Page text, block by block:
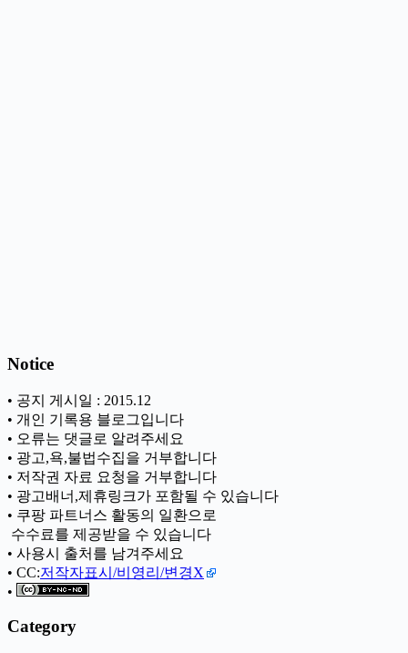
Notice
• 공지 게시일 : 2015.12
• 개인 기록용 블로그입니다
• 오류는 댓글로 알려주세요
• 광고,욕,불법수집을 거부합니다
• 저작권 자료 요청을 거부합니다
• 광고배너,제휴링크가 포함될 수 있습니다
• 쿠팡 파트너스 활동의 일환으로
ㅤ 수수료를 제공받을 수 있습니다
• 사용시 출처를 남겨주세요
• CC:저작자표시/비영리/변경X
•
Category